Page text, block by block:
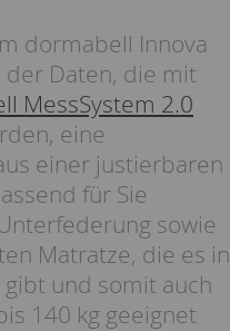
dormabell Innova
Daten, die mit
MessSystem 2.0
eine
einer justierbaren
für Sie
sowie
Matratze, die es in
und somit auch
140 kg geeignet